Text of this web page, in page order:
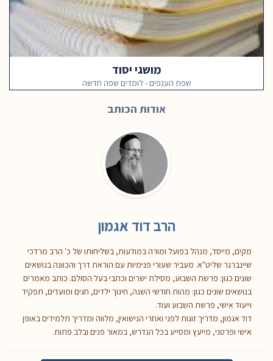
מושגי יסוד
שפת הענפים - לומדים שפה חדשה
אודות הכותב
הרב דוד אגמון
מקים, מייסד, מנהל בפועל ומורה במודעות, בשליחותו של כ' הרב מרדכי
שיינברגר שליט"א. מעביר שעורי פנימיות עם הוראת דרך והכוונה בנושאים
שונים כגון: פרשת השבוע, מסילת ישרים וכתבי בעל הסולם. כותב מאמרים
בנושאים שונים כגון: מהות חודשי השנה, חינוך ילדים, חגים ומועדים, תפקיד
וייעוד אישי, פרשת השבוע ועוד.
דוד אגמון, מדריך זוגות לפני ואחרי הנישואין, מלווה ומדריך תלמידים באופן
אישי ופרטני, מייעץ ומסייע בכל הנדרש, במאור פנים ובלב פתוח.